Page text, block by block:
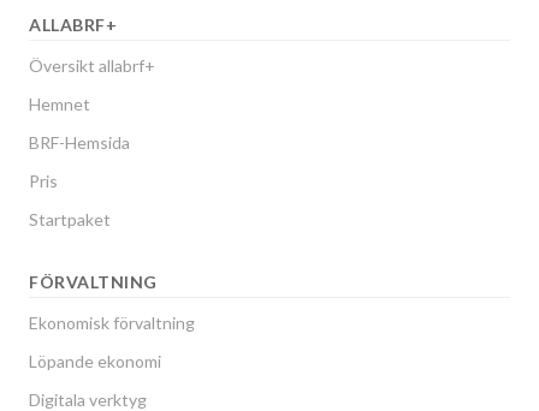
ALLABRF+
Översikt allabrf+
Hemnet
BRF-Hemsida
Pris
Startpaket
FÖRVALTNING
Ekonomisk förvaltning
Löpande ekonomi
Digitala verktyg